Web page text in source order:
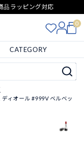
品ラッピング対応
0
CATEGORY
ィオール #999V ベルベッ